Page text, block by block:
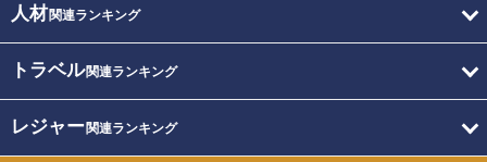
人材関連ランキング
トラベル関連ランキング
レジャー関連ランキング